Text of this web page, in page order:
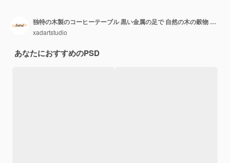
独特の木製のコーヒーテーブル 黒い金属の足で 自然の木の穀物 田舎のデザイン 家庭装飾のアクセントピース
xadartstudio
あなたにおすすめのPSD